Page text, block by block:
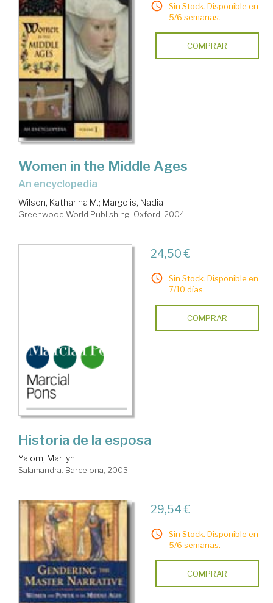
Sin Stock. Disponible en
5/6 semanas.
COMPRAR
Women in the Middle Ages
an encyclopedia
Wilson, Katharina M.; Margolis, Nadia
Greenwood World Publishing. Oxford, 2004
24,50 €
Sin Stock. Disponible en
7/10 días.
COMPRAR
Historia de la esposa
Yalom, Marilyn
Salamandra. Barcelona, 2003
29,54 €
Sin Stock. Disponible en
5/6 semanas.
COMPRAR